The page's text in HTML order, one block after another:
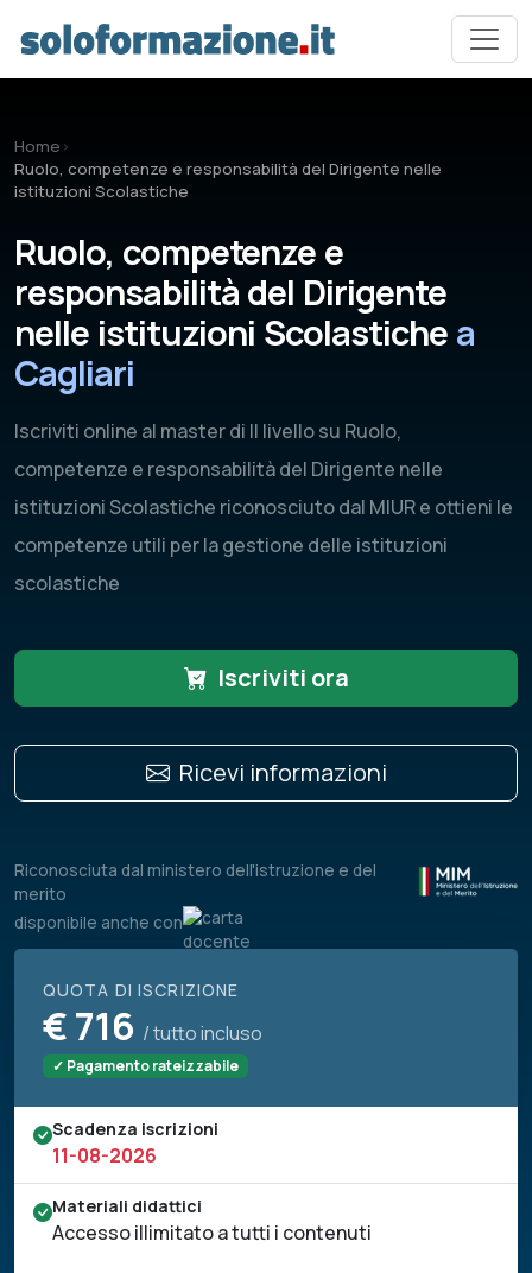
Home ›
Ruolo, competenze e responsabilità del Dirigente nelle
istituzioni Scolastiche
Ruolo, competenze e
responsabilità del Dirigente
nelle istituzioni Scolastiche a
Cagliari
Iscriviti online al master di II livello su Ruolo,
competenze e responsabilità del Dirigente nelle
istituzioni Scolastiche riconosciuto dal MIUR e ottieni le
competenze utili per la gestione delle istituzioni
scolastiche
Iscriviti ora
Ricevi informazioni
Riconosciuta dal ministero dell'istruzione e del
merito
disponibile anche con
QUOTA DI ISCRIZIONE
€716 / tutto incluso
✓ Pagamento rateizzabile
Scadenza iscrizioni
11-08-2026
Materiali didattici
Accesso illimitato a tutti i contenuti